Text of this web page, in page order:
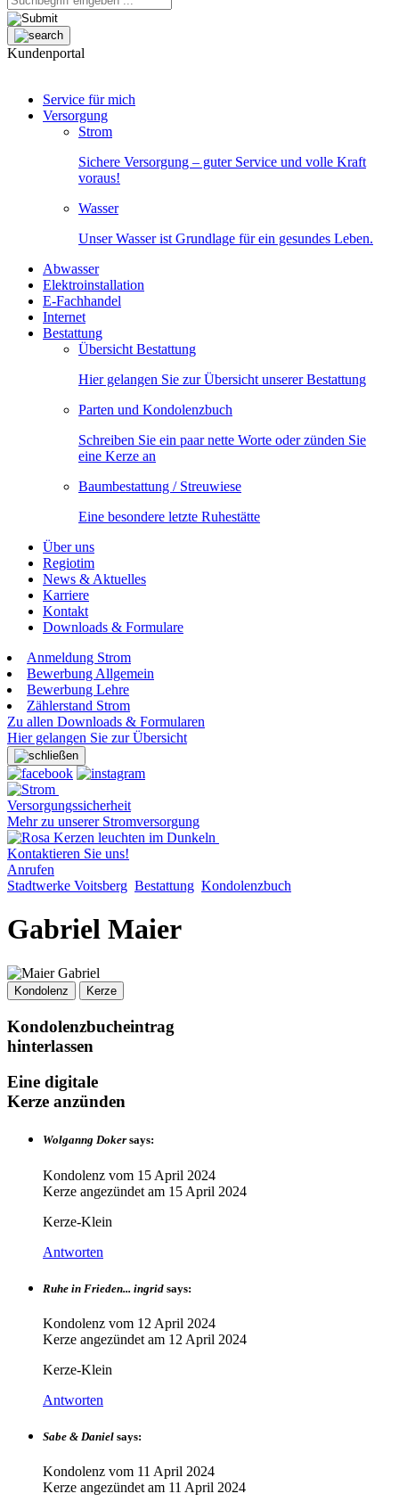
Kundenportal
Service für mich
Versorgung
Strom
Sichere Versorgung – guter Service und volle Kraft
voraus!
Wasser
Unser Wasser ist Grundlage für ein gesundes Leben.
Abwasser
Elektroinstallation
E-Fachhandel
Internet
Bestattung
Übersicht Bestattung
Hier gelangen Sie zur Übersicht unserer Bestattung
Parten und Kondolenzbuch
Schreiben Sie ein paar nette Worte oder zünden Sie
eine Kerze an
Baumbestattung / Streuwiese
Eine besondere letzte Ruhestätte
Über uns
Regiotim
News & Aktuelles
Karriere
Kontakt
Downloads & Formulare
Anmeldung Strom
Bewerbung Allgemein
Bewerbung Lehre
Zählerstand Strom
Zu allen Downloads & Formularen
Hier gelangen Sie zur Übersicht
Versorgungssicherheit
Mehr zu unserer Stromversorgung
Kontaktieren Sie uns!
Anrufen
Stadtwerke Voitsberg Bestattung Kondolenzbuch
Gabriel Maier
Kondolenz Kerze
Kondolenzbucheintrag
hinterlassen
Eine digitale
Kerze anzünden
Wolganng Doker says:
Kondolenz vom 15 April 2024
Kerze angezündet am 15 April 2024
Kerze-Klein
Antworten
Ruhe in Frieden... ingrid says:
Kondolenz vom 12 April 2024
Kerze angezündet am 12 April 2024
Kerze-Klein
Antworten
Sabe & Daniel says:
Kondolenz vom 11 April 2024
Kerze angezündet am 11 April 2024